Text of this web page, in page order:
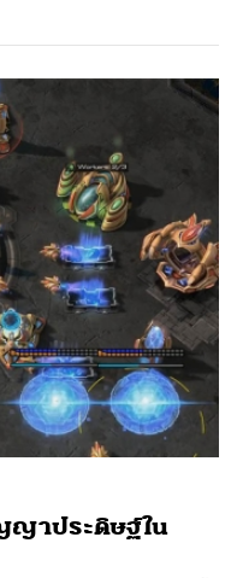
ญาประดิษฐ์ใน